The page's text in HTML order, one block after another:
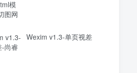
Wexim v1.3-单页视差